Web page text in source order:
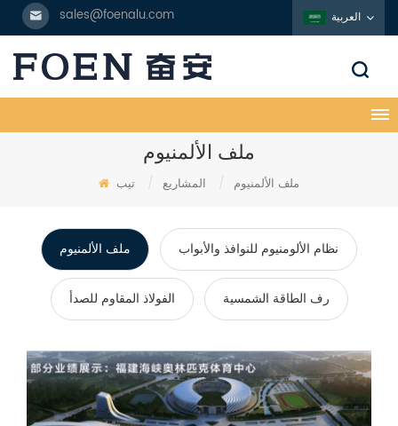
sales@foenalu.com العربية
ملف الألمنيوم
تيب / المشاريع / ملف الألمنيوم
ملف الألمنيوم نظام الألومنيوم للنوافذ والأبواب
الفولاذ المقاوم للصدأ رف الطاقة الشمسية